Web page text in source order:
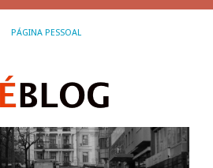
PÁGINA PESSOAL